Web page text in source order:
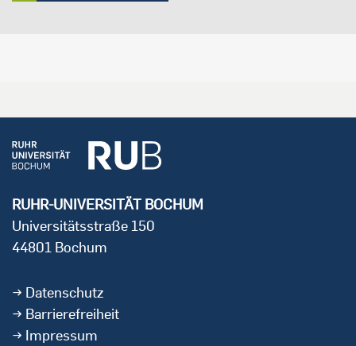
RUHR-UNIVERSITÄT BOCHUM
Universitätsstraße 150
44801 Bochum
Datenschutz
Barrierefreiheit
Impressum